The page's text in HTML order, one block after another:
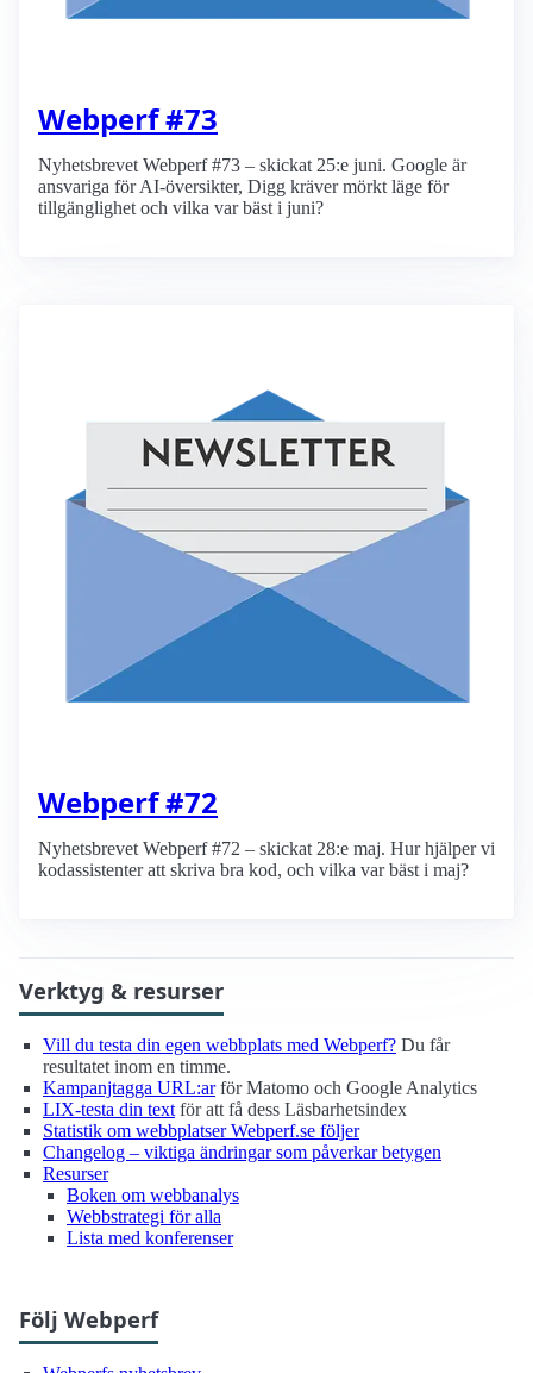
Webperf #73
Nyhetsbrevet Webperf #73 – skickat 25:e juni. Google är
ansvariga för AI-översikter, Digg kräver mörkt läge för
tillgänglighet och vilka var bäst i juni?
Webperf #72
Nyhetsbrevet Webperf #72 – skickat 28:e maj. Hur hjälper vi
kodassistenter att skriva bra kod, och vilka var bäst i maj?
Verktyg & resurser
Vill du testa din egen webbplats med Webperf? Du får
resultatet inom en timme.
Kampanjtagga URL:arför Matomo och Google Analytics
LIX-testa din text för att få dess Läsbarhetsindex
Statistik om webbplatser Webperf.se följer
Changelog – viktiga ändringar som påverkar betygen
Resurser
Boken om webbanalys
Webbstrategi för alla
Lista med konferenser
Följ Webperf